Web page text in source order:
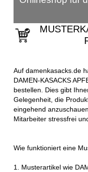
Auf damenkasacks.de
DAMEN-KASACKS
bestellen. Dies gibt
Gelegenheit, die
eingehend
Mitarbeiter stressfrei
Wie funktioniert eine
1. Musterartikel wie